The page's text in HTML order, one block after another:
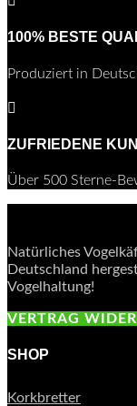
100% BESTE
Produziert in

ZUFRIEDENE
Über 500 Sterne-
Natürliches
Deutschland
Vogelhaltung!
VERTRAG
SHOP
Korkbretter